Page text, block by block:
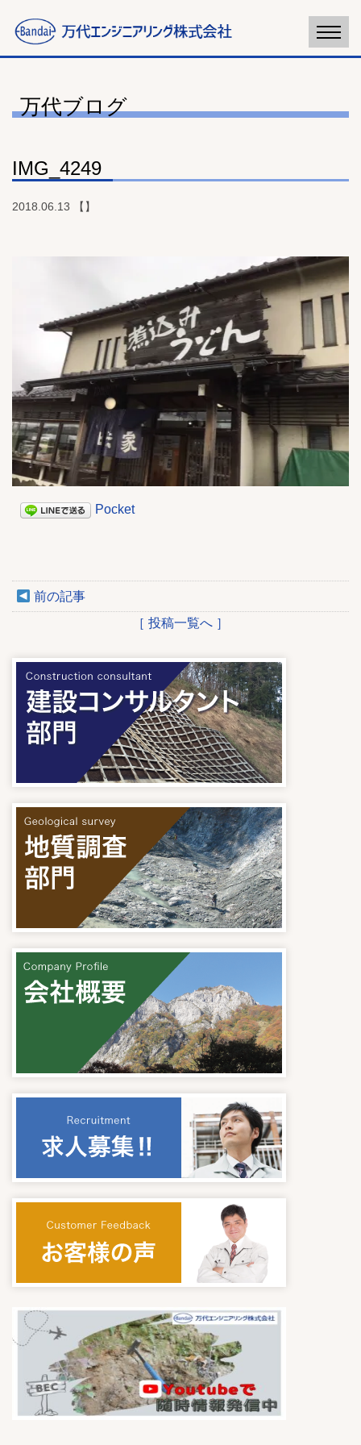
万代ブログ
IMG_4249
2018.06.13 【】
Pocket
前の記事
［ 投稿一覧へ ］